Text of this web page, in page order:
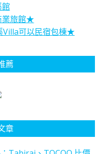
館
業旅館★
Villa可以民宿包棟★
薦
章